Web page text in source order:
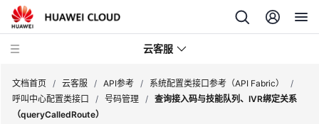
云客服
文档首页 / 云客服 / API参考 / 系统配置类接口参考（API Fabric）
/
呼叫中心配置类接口
/ 号码管理 / 查询接入码与技能队列、IVR绑定关系
（queryCalledRoute）